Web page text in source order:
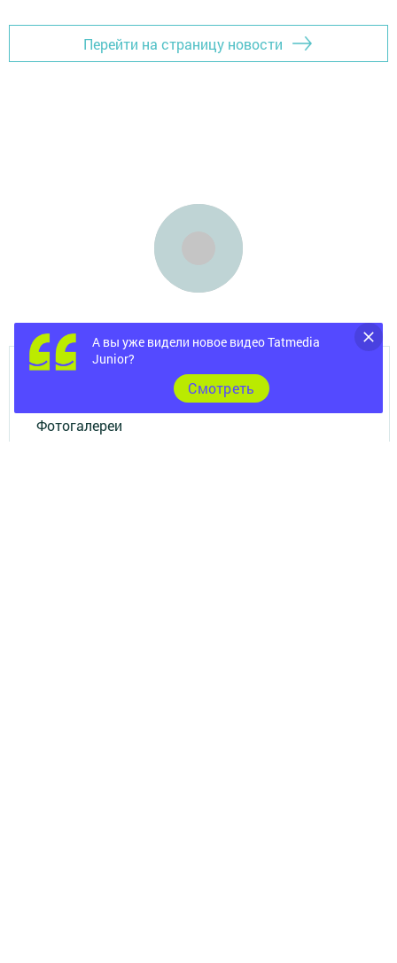
Перейти на страницу новости
Фотогалереи
А вы уже видели новое видео Tatmedia
Junior?
Cмотреть